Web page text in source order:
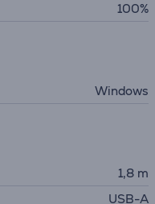
100%
Windows
1,8 m
USB-A